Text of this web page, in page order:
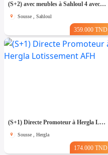
(S+2) avec meubles à Sahloul 4 avec Place de Parking
Sousse , Sahloul
359.000 TND
(S+1) Directe Promoteur à Hergla Lotissement AFH
Sousse , Hergla
174.000 TND